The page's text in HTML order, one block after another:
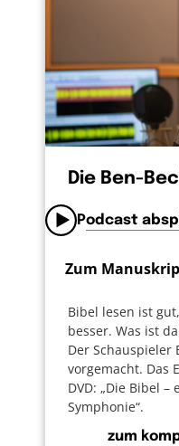
Die Ben-
Podcast
Zum
Bibel lesen ist
besser. Was ist
Der Schauspieler
vorgemacht. Das
DVD: „Die Bibel
Symphonie“.
zum